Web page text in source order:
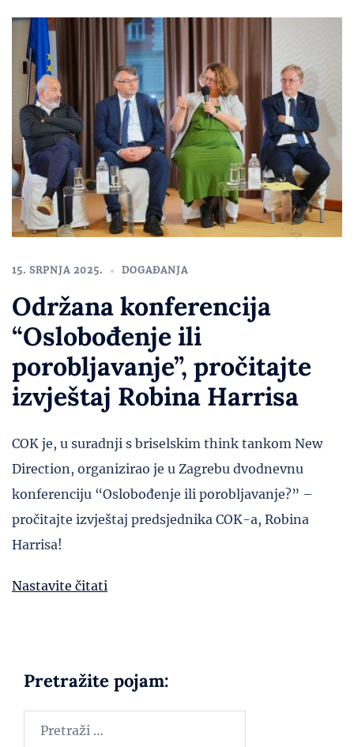
15. SRPNJA 2025. DOGAĐANJA
Održana konferencija
“Oslobođenje ili
porobljavanje”, pročitajte
izvještaj Robina Harrisa
COK je, u suradnji s briselskim think tankom New
Direction, organizirao je u Zagrebu dvodnevnu
konferenciju “Oslobođenje ili porobljavanje?” –
pročitajte izvještaj predsjednika COK-a, Robina
Harrisa!
Nastavite čitati
Pretražite pojam: